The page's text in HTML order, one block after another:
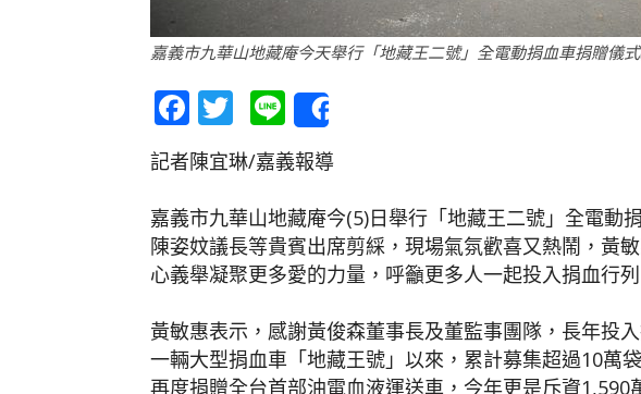
嘉義市九華山地藏庵今天舉行「地藏王二號」全電動捐血車捐贈儀
Facebook
Twitter
Line
記者陳宜琳/嘉義報導
嘉義市九華山地藏庵今(5)日舉行「地藏王二號」全電動
陳姿妏議長等貴賓出席剪綵，現場氣氛歡喜又熱鬧，黃
心義舉凝聚更多愛的力量，呼籲更多人一起投入捐血行列
黃敏惠表示，感謝黃俊森董事長及董監事團隊，長年投
一輛大型捐血車「地藏王號」以來，累計募集超過10萬
再度捐贈全台首部油電血液運送車，今年更是斥資1,590